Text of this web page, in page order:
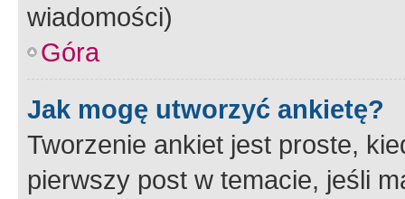
wiadomości)
Góra
Jak mogę utworzyć ankietę?
Tworzenie ankiet jest proste,
pierwszy post w temacie, jeśli